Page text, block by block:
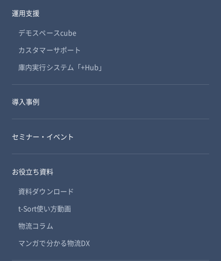
運用支援
デモスペースcube
カスタマーサポート
庫内実行システム「+Hub」
導入事例
セミナー・イベント
お役立ち資料
資料ダウンロード
t-Sort使い方動画
物流コラム
マンガで分かる物流DX